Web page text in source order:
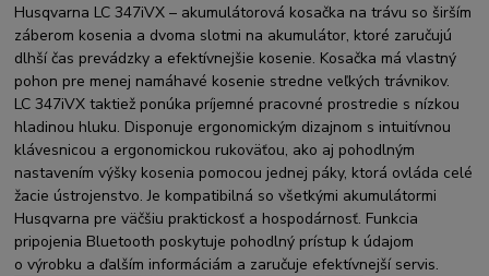
Husqvarna LC 347iVX – akumulátorová kosačka na trávu so širším
záberom kosenia a dvoma slotmi na akumulátor, ktoré zaručujú
dlhší čas prevádzky a efektívnejšie kosenie. Kosačka má vlastný
pohon pre menej namáhavé kosenie stredne veľkých trávnikov.
LC 347iVX taktiež ponúka príjemné pracovné prostredie s nízkou
hladinou hluku. Disponuje ergonomickým dizajnom s intuitívnou
klávesnicou a ergonomickou rukoväťou, ako aj pohodlným
nastavením výšky kosenia pomocou jednej páky, ktorá ovláda celé
žacie ústrojenstvo. Je kompatibilná so všetkými akumulátormi
Husqvarna pre väčšiu praktickosť a hospodárnosť. Funkcia
pripojenia Bluetooth poskytuje pohodlný prístup k údajom
o výrobku a ďalším informáciám a zaručuje efektívnejší servis.